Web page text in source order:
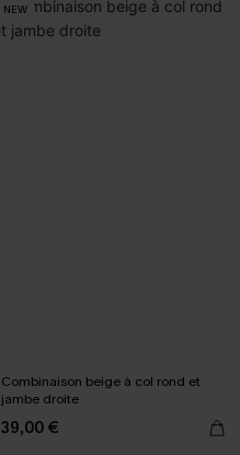
NEW
Combinaison beige à col rond et
jambe droite
39,00 €